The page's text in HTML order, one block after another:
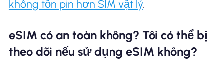
không tốn pin hơn SIM vật lý.
eSIM có an toàn không? Tôi có thể bị
theo dõi nếu sử dụng eSIM không?